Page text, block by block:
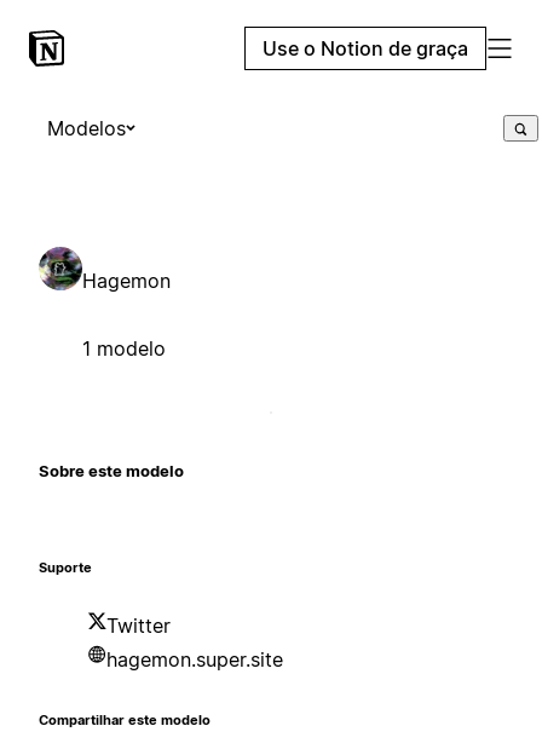
Use o Notion de graça
Modelos
Hagemon
1 modelo
Sobre este modelo
Suporte
Twitter
hagemon.super.site
Compartilhar este modelo